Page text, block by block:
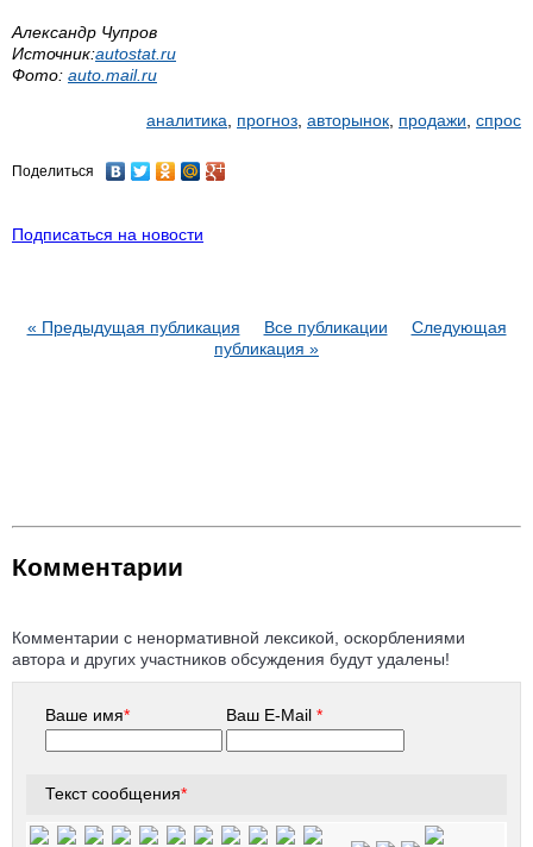
Александр Чупров
Источник:autostat.ru
Фото: auto.mail.ru
аналитика прогноз авторынок продажи спрос
Поделиться
Подписаться на новости
« Предыдущая публикация Все публикации
Следующая
публикация »
Комментарии
Комментарии с ненормативной лексикой, оскорблениями
автора и других участников обсуждения будут удалены!
Ваше имя* Ваш E-Mail*
Текст сообщения*